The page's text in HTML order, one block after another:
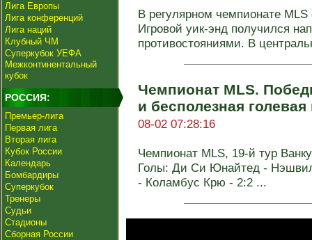
Лига Европы
Лига конференций
Лига наций
Клубный ЧМ
Суперкубок УЕФА
Межконтинентальный
кубок
РОССИЯ:
Премьер-лига
Первая лига
Вторая лига
Кубок России
Календарь
Бомбардиры
Суперкубок
Тренеры
Судьи
Стадионы
Сборная России
В регулярном чемпионате
Игровой уик-энд получился
противостояниями. В
Чемпионат MLS.
и бесполезная
08-02 07:28:16
Чемпионат MLS, 19-й тур
Голы: Ди Си Юнайтед -
- Коламбус Крю - 2:2 ...